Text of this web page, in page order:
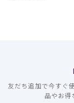
友だち追加で今すぐ
品やお得